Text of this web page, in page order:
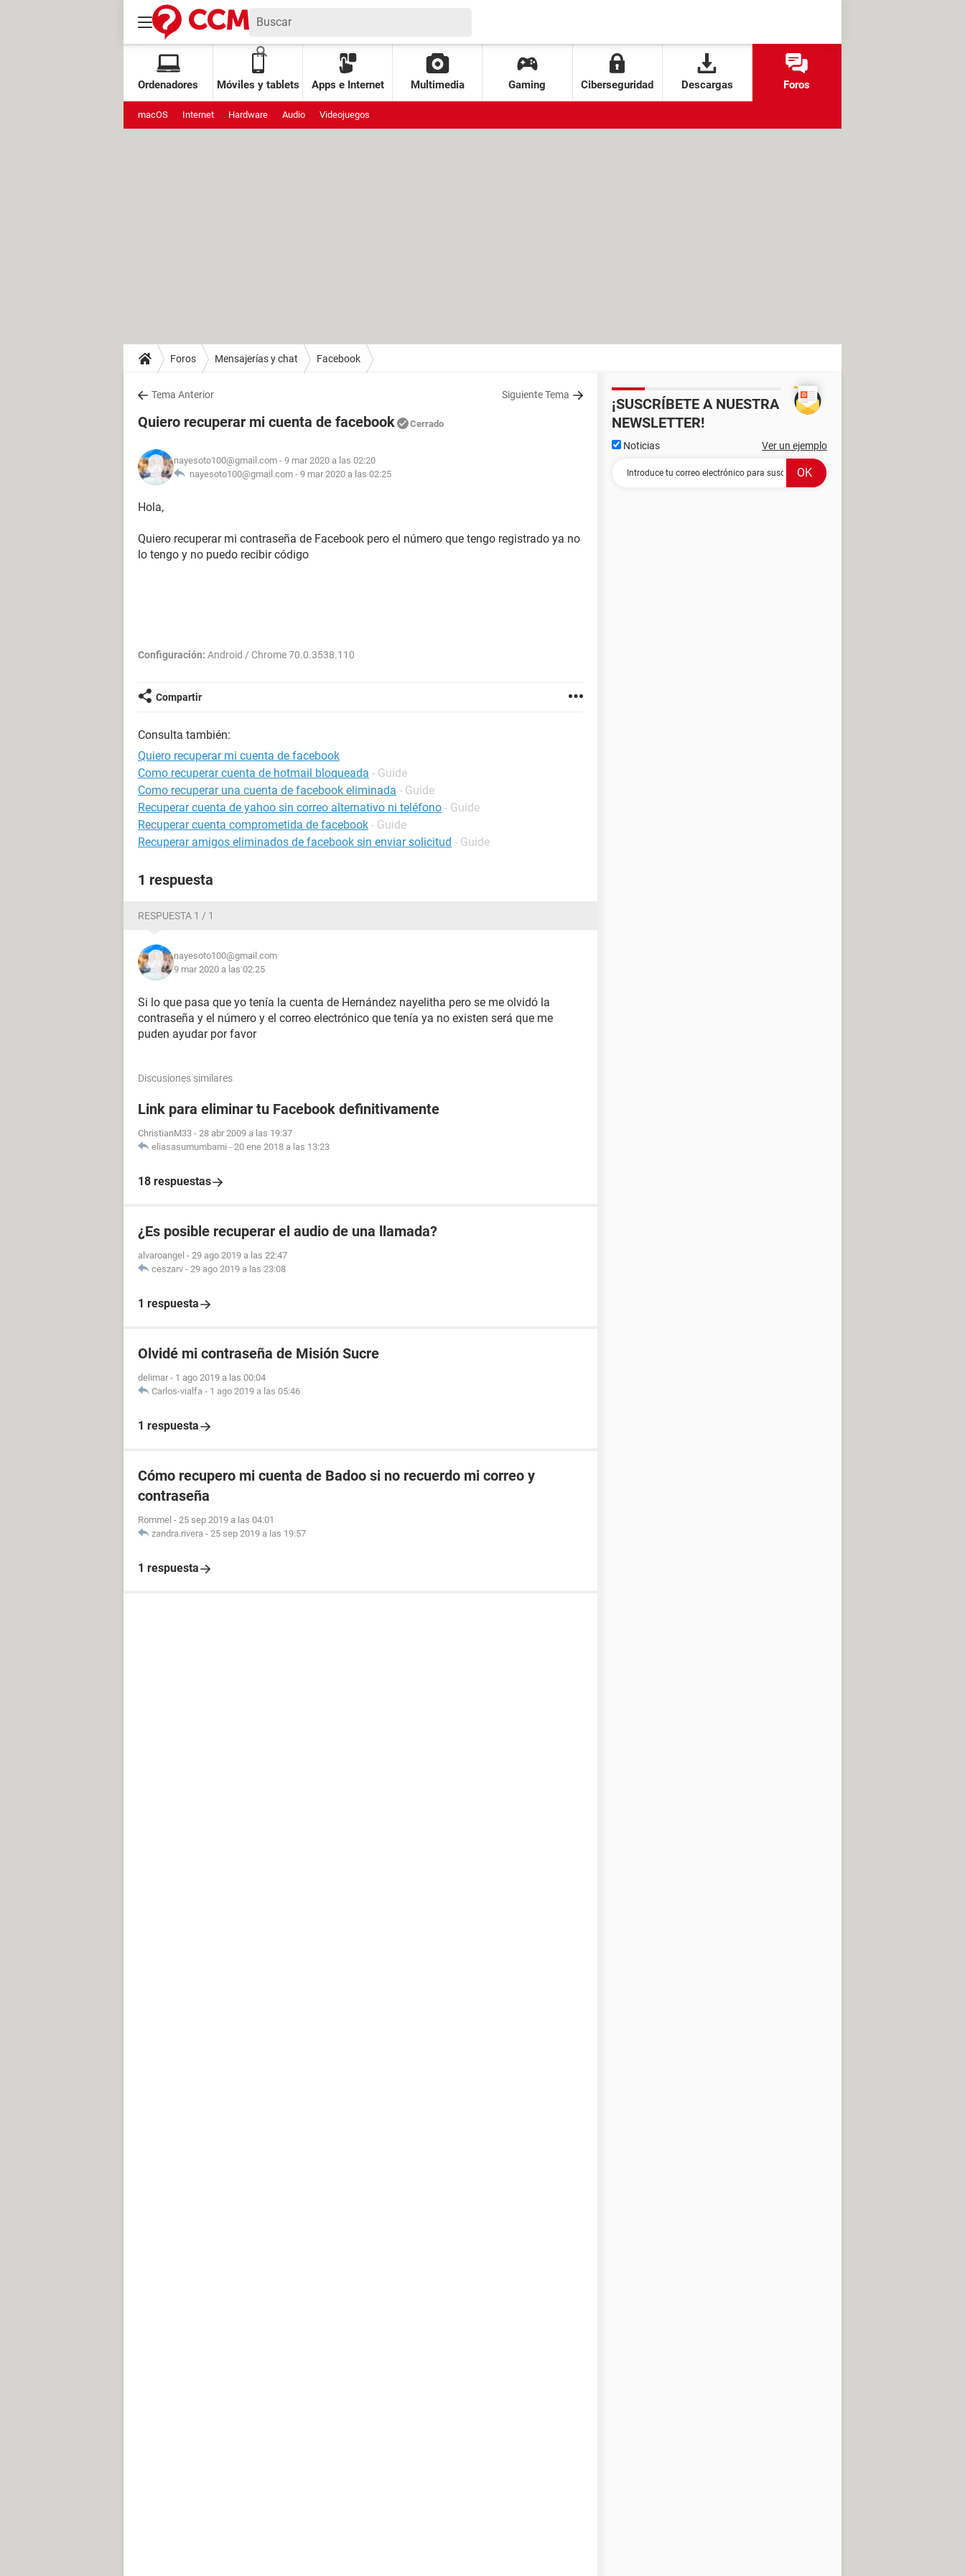
Ordenadores Móviles y tablets Apps e Internet Multimedia Gaming Ciberseguridad Descargas Foros
macOS Internet Hardware Audio Videojuegos
Foros Mensajerías y chat Facebook
Tema Anterior Siguiente Tema
Quiero recuperar mi cuenta de facebook Cerrado
nayesoto100@gmail.com - 9 mar 2020 a las 02:20
nayesoto100@gmail.com - 9 mar 2020 a las 02:25
Hola,
Quiero recuperar mi contraseña de Facebook pero el número que tengo registrado ya no
lo tengo y no puedo recibir código
Configuración: Android / Chrome 70.0.3538.110
Compartir
Consulta también:
Quiero recuperar mi cuenta de facebook
Como recuperar cuenta de hotmail bloqueada - Guide
Como recuperar una cuenta de facebook eliminada - Guide
Recuperar cuenta de yahoo sin correo alternativo ni teléfono - Guide
Recuperar cuenta comprometida de facebook - Guide
Recuperar amigos eliminados de facebook sin enviar solicitud - Guide
1 respuesta
RESPUESTA 1 / 1
nayesoto100@gmail.com
9 mar 2020 a las 02:25
Si lo que pasa que yo tenía la cuenta de Hernández nayelitha pero se me olvidó la
contraseña y el número y el correo electrónico que tenía ya no existen será que me
puden ayudar por favor
Discusiones similares
Link para eliminar tu Facebook definitivamente
ChristianM33 - 28 abr 2009 a las 19:37
eliasasumumbami - 20 ene 2018 a las 13:23
18 respuestas
¿Es posible recuperar el audio de una llamada?
alvaroangel - 29 ago 2019 a las 22:47
ceszarv - 29 ago 2019 a las 23:08
1 respuesta
Olvidé mi contraseña de Misión Sucre
delimar - 1 ago 2019 a las 00:04
Carlos-vialfa - 1 ago 2019 a las 05:46
1 respuesta
Cómo recupero mi cuenta de Badoo si no recuerdo mi correo y
contraseña
Rommel - 25 sep 2019 a las 04:01
zandra.rivera - 25 sep 2019 a las 19:57
1 respuesta
¡SUSCRÍBETE A NUESTRA
NEWSLETTER!
Noticias Ver un ejemplo